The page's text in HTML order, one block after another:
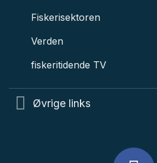
Fiskerisektoren
Verden
fiskeritidende TV
Øvrige links